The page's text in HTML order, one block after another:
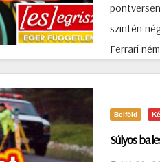
szintén
Ferrari
során
fokára. A
Belföld
Súlyos